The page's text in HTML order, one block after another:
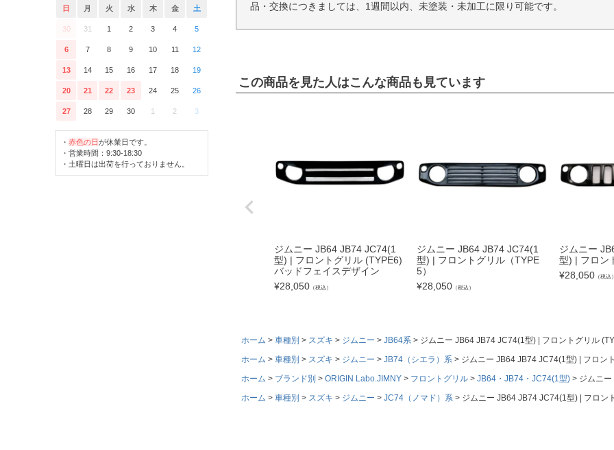
日 月 火 水 木 金 土
30 31 1 2 3 4 5
6 7 8 9 10 11 12
13 14 15 16 17 18 19
20 21 22 23 24 25 26
27 28 29 30 1 2 3
・ 赤色の日が休業日です。
・営業時間：9:30-18:30
・土曜日は出荷を行っておりません。
品・交換につきましては、1週間以内、未塗装・未加工に限り可能です。
この商品を見た人はこんな商品も見ています
ジムニー JB64 JB74 JC74(1
型) | フロントグリル (TYPE6)
バッドフェイスデザイン
¥28,050 （税込）
ジムニー JB64 JB74 JC74(1
型) | フロントグリル（TYPE
5）
¥28,050 （税込）
ジムニー
型) | フロン
¥28,050 （税込）
ホーム 車種別 スズキ ジムニー JB64系
ジムニー JB64 JB74 JC74(1型) | フロントグリル
ホーム
車種別 スズキ ジムニー JB74（シエラ）系
ジムニー JB64 JB74 JC74(1型) | フロン
ホーム
ブランド別 ORIGIN Labo.JIMNY フロントグリル JB64・JB74・JC74(1型)
ジムニ
ホーム
車種別 スズキ ジムニー JC74（ノマド）系 ジムニー JB64 JB74 JC74(1型) | フロン